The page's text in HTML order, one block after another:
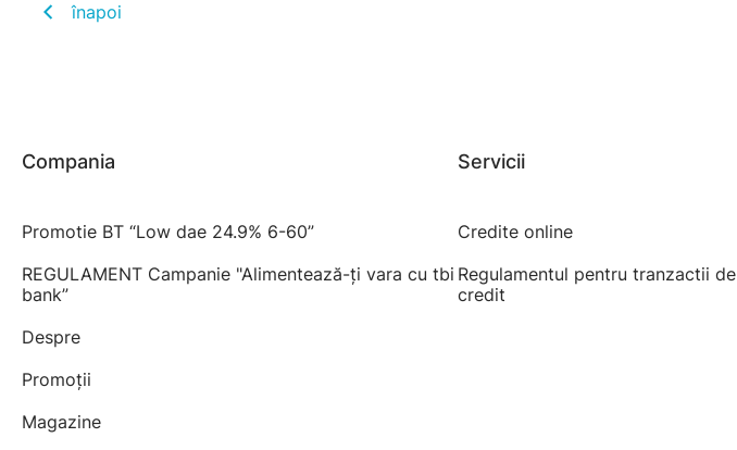
înapoi
Compania
Promotie BT “Low dae 24.9% 6-60”
REGULAMENT Campanie "Alimentează-ți vara cu tbi
bank”
Despre
Promoții
Magazine
Servicii
Credite online
Regulamentul pentru tranzactii de
credit